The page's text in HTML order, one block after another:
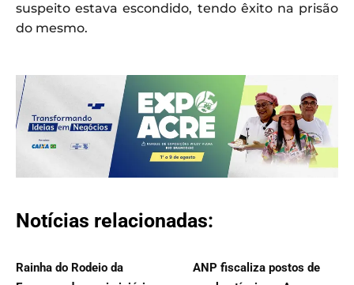
suspeito estava escondido, tendo êxito na prisão
do mesmo.
Notícias relacionadas:
Rainha do Rodeio da
ANP fiscaliza postos de